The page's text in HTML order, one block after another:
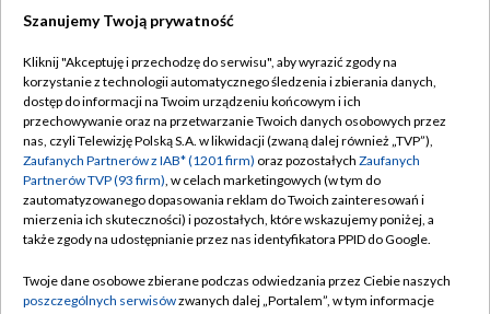
TVP
Abonament TVP
Emisja w TVP
Centrum informacji TVP
Naziemna Telewizja Cyfrowa
Rada Programowa
Regulamin TVP
Polityka prywatności
Moje zgody
Pomoc
Kontakt
Szanujemy Twoją prywatność
Kliknij "Akceptuję i przechodzę do serwisu", aby wyrazić zgody na
korzystanie z technologii automatycznego śledzenia i zbierania danych,
dostęp do informacji na Twoim urządzeniu końcowym i ich
przechowywanie oraz na przetwarzanie Twoich danych osobowych przez
nas, czyli Telewizję Polską S.A. w likwidacji (zwaną dalej również „TVP”),
Zaufanych Partnerów z IAB* (1201 firm) oraz pozostałych Zaufanych
Partnerów TVP (93 firm), w celach marketingowych (w tym do
zautomatyzowanego dopasowania reklam do Twoich zainteresowań i
mierzenia ich skuteczności) i pozostałych, które wskazujemy poniżej, a
także zgody na udostępnianie przez nas identyfikatora PPID do Google.
Twoje dane osobowe zbierane podczas odwiedzania przez Ciebie naszych
poszczególnych serwisówzwanych dalej „Portalem”, w tym informacje